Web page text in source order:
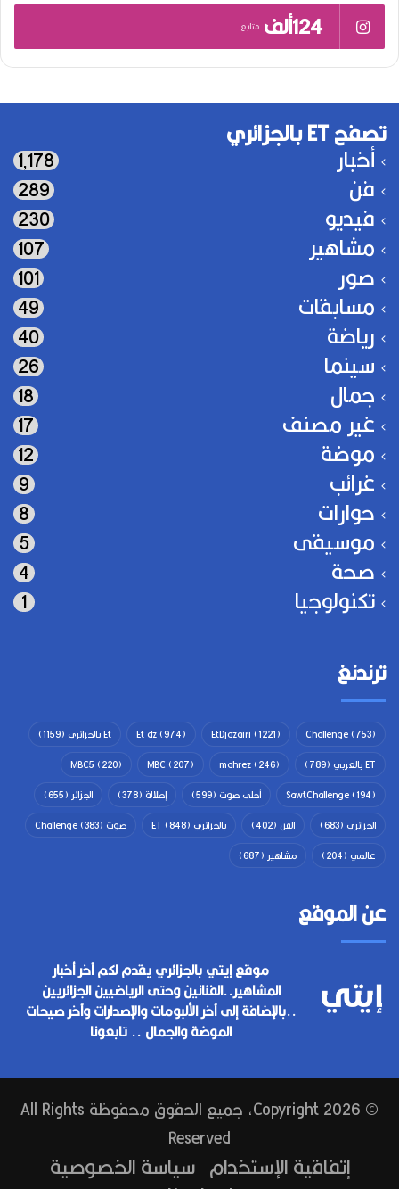
124ألف متابع
تصفح ET بالجزائري
أخبار 1٬178
فن 289
فيديو 230
مشاهير 107
صور 101
مسابقات 49
رياضة 40
سينما 26
جمال 18
غير مصنف 17
موضة 12
غرائب 9
حوارات 8
موسيقى 5
صحة 4
تكنولوجيا 1
ترندنغ
Challenge(753)
EtDjazairi (1221)
Et dz(974) Et بالجزائري
(1159)
ET بالعربي
(789)
mahrez(246)
MBC(207)
MBC5 (220)
SawtChallenge(194) أحلى صوت (599) إطلالة (378) الجزائر (655)
الجزائري (683) الفن (402) بالجزائري ET (848) صوت Challenge (383)
عالمي (204) مشاهير (687)
عن الموقع
موقع إيتي بالجزائري يقدم لكم آخر أخبار
المشاهير..الفنانين وحتى الرياضيين الجزائريين
..بالإضافة إلى آخر الألبومات والإصدارات وآخر صيحات
الموضة والجمال .. تابعونا
© Copyright 2026, جميع الحقوق محفوظة All Rights
Reserved
إتفاقية الإستخدام سياسة الخصوصية